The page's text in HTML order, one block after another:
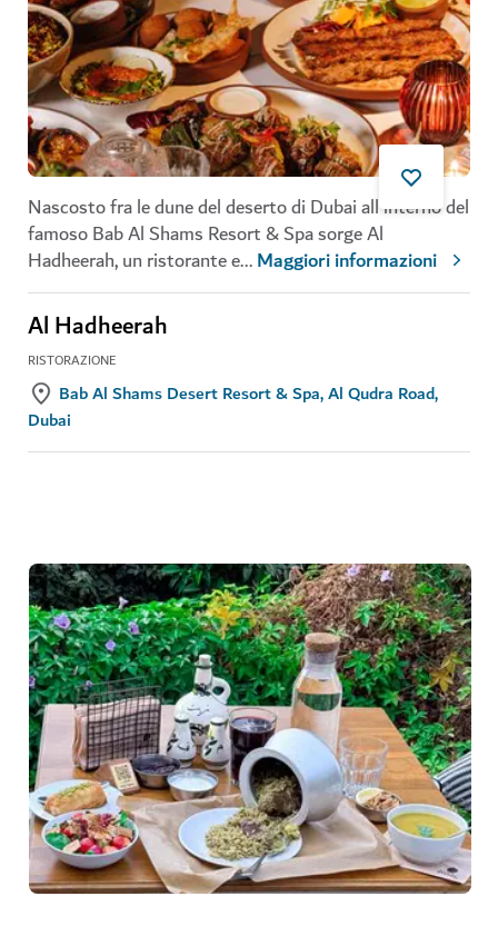
Nascosto fra le dune del deserto di Dubai all'interno del
famoso Bab Al Shams Resort & Spa sorge Al
Hadheerah, un ristorante e...Maggiori informazioni
Al Hadheerah
RISTORAZIONE
Bab Al Shams Desert Resort & Spa, Al Qudra Road,
Dubai